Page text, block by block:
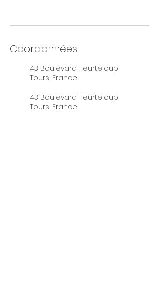
Coordonnées
43 Boulevard Heurteloup,
Tours, France
43 Boulevard Heurteloup,
Tours, France